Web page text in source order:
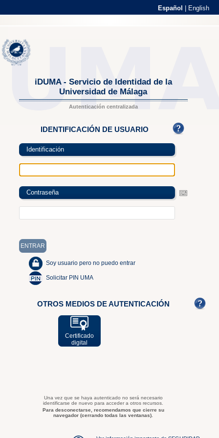
Español English
iDUMA - Servicio de Identidad de la
Universidad de Málaga
Autenticación centralizada
IDENTIFICACIÓN DE USUARIO
Identificación
Contraseña
Soy usuario pero no puedo entrar
Solicitar PIN UMA
OTROS MEDIOS DE AUTENTICACIÓN
Certificado
digital
Una vez que se haya autenticado no será necesario
identificarse de nuevo para acceder a otros recursos.
Para desconectarse, recomendamos que cierre su
navegador (cerrando todas las ventanas).